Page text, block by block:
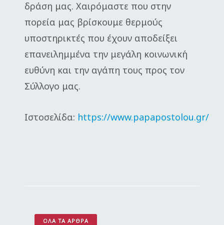
δράση μας. Χαιρόμαστε που στην
πορεία μας βρίσκουμε θερμούς
υποστηρικτές που έχουν αποδείξει
επανειλημμένα την μεγάλη κοινωνική
ευθύνη και την αγάπη τους προς τον
Σύλλογο μας.
Ιστοσελίδα: https://www.papapostolou.gr/
ΌΛΑ ΤΑ ΆΡΘΡΑ